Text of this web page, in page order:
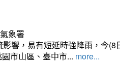
象署
響，易有短延時強降雨，今
市山區、臺中市... more...